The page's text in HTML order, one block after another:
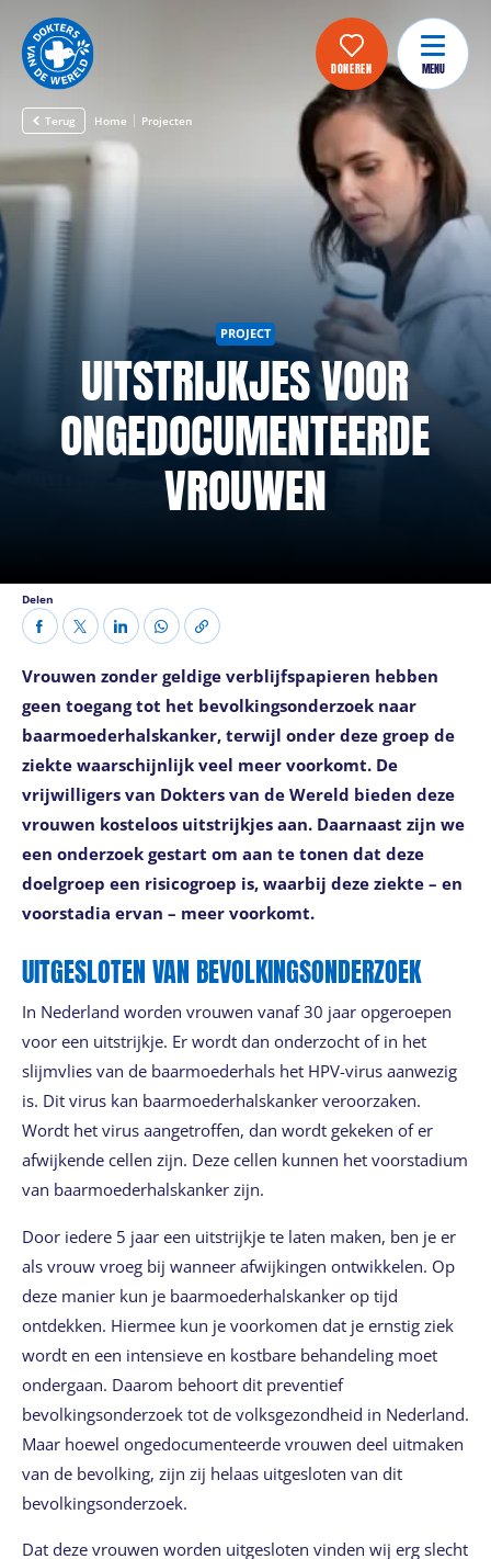
DONEREN MENU
Terug Home Projecten
PROJECT
UITSTRIJKJES VOOR
ONGEDOCUMENTEERDE
VROUWEN
Delen
Vrouwen zonder geldige verblijfspapieren hebben
geen toegang tot het bevolkingsonderzoek naar
baarmoederhalskanker, terwijl onder deze groep de
ziekte waarschijnlijk veel meer voorkomt. De
vrijwilligers van Dokters van de Wereld bieden deze
vrouwen kosteloos uitstrijkjes aan. Daarnaast zijn we
een onderzoek gestart om aan te tonen dat deze
doelgroep een risicogroep is, waarbij deze ziekte – en
voorstadia ervan – meer voorkomt.
UITGESLOTEN VAN BEVOLKINGSONDERZOEK
In Nederland worden vrouwen vanaf 30 jaar opgeroepen
voor een uitstrijkje. Er wordt dan onderzocht of in het
slijmvlies van de baarmoederhals het HPV-virus aanwezig
is. Dit virus kan baarmoederhalskanker veroorzaken.
Wordt het virus aangetroffen, dan wordt gekeken of er
afwijkende cellen zijn. Deze cellen kunnen het voorstadium
van baarmoederhalskanker zijn.
Door iedere 5 jaar een uitstrijkje te laten maken, ben je er
als vrouw vroeg bij wanneer afwijkingen ontwikkelen. Op
deze manier kun je baarmoederhalskanker op tijd
ontdekken. Hiermee kun je voorkomen dat je ernstig ziek
wordt en een intensieve en kostbare behandeling moet
ondergaan. Daarom behoort dit preventief
bevolkingsonderzoek tot de volksgezondheid in Nederland.
Maar hoewel ongedocumenteerde vrouwen deel uitmaken
van de bevolking, zijn zij helaas uitgesloten van dit
bevolkingsonderzoek.
Dat deze vrouwen worden uitgesloten vinden wij erg slecht